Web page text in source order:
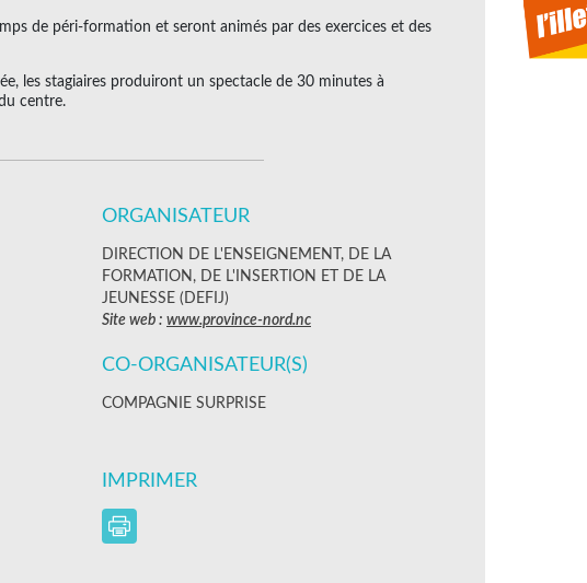
de péri-formation et seront animés par des exercices et des
les stagiaires produiront un spectacle de 30 minutes à
centre.
ORGANISATEUR
DIRECTION DE L'ENSEIGNEMENT, DE LA
FORMATION, DE L'INSERTION ET DE LA
JEUNESSE (DEFIJ)
Site web : www.province-nord.nc
CO-ORGANISATEUR(S)
COMPAGNIE SURPRISE
IMPRIMER